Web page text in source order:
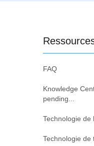
FAQ
Knowledge
pending...
Technologie de
Technologie